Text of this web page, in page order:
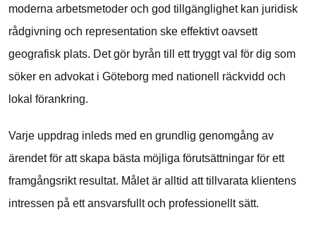
moderna arbetsmetoder och god tillgänglighet kan juridisk
rådgivning och representation ske effektivt oavsett
geografisk plats. Det gör byrån till ett tryggt val för dig som
söker en advokat i Göteborg med nationell räckvidd och
lokal förankring.
Varje uppdrag inleds med en grundlig genomgång av
ärendet för att skapa bästa möjliga förutsättningar för ett
framgångsrikt resultat. Målet är alltid att tillvarata klientens
intressen på ett ansvarsfullt och professionellt sätt.